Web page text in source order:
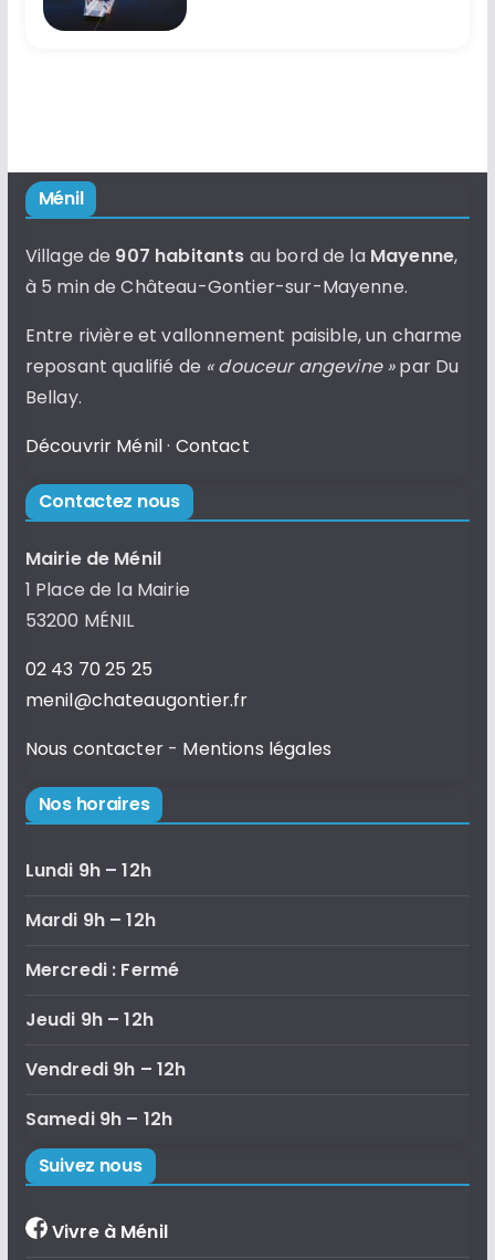
Ménil
Village de 907 habitants au bord de la Mayenne,
à 5 min de Château-Gontier-sur-Mayenne.
Entre rivière et vallonnement paisible, un charme
reposant qualifié de « douceur angevine »par Du
Bellay.
Découvrir Ménil· Contact
Contactez nous
Mairie de Ménil
1 Place de la Mairie
53200 MÉNIL
02 43 70 25 25
menil@chateaugontier.fr
Nous contacter- Mentions légales
Nos horaires
Lundi 9h – 12h
Mardi 9h – 12h
Mercredi : Fermé
Jeudi 9h – 12h
Vendredi 9h – 12h
Samedi 9h – 12h
Suivez nous
Vivre à Ménil